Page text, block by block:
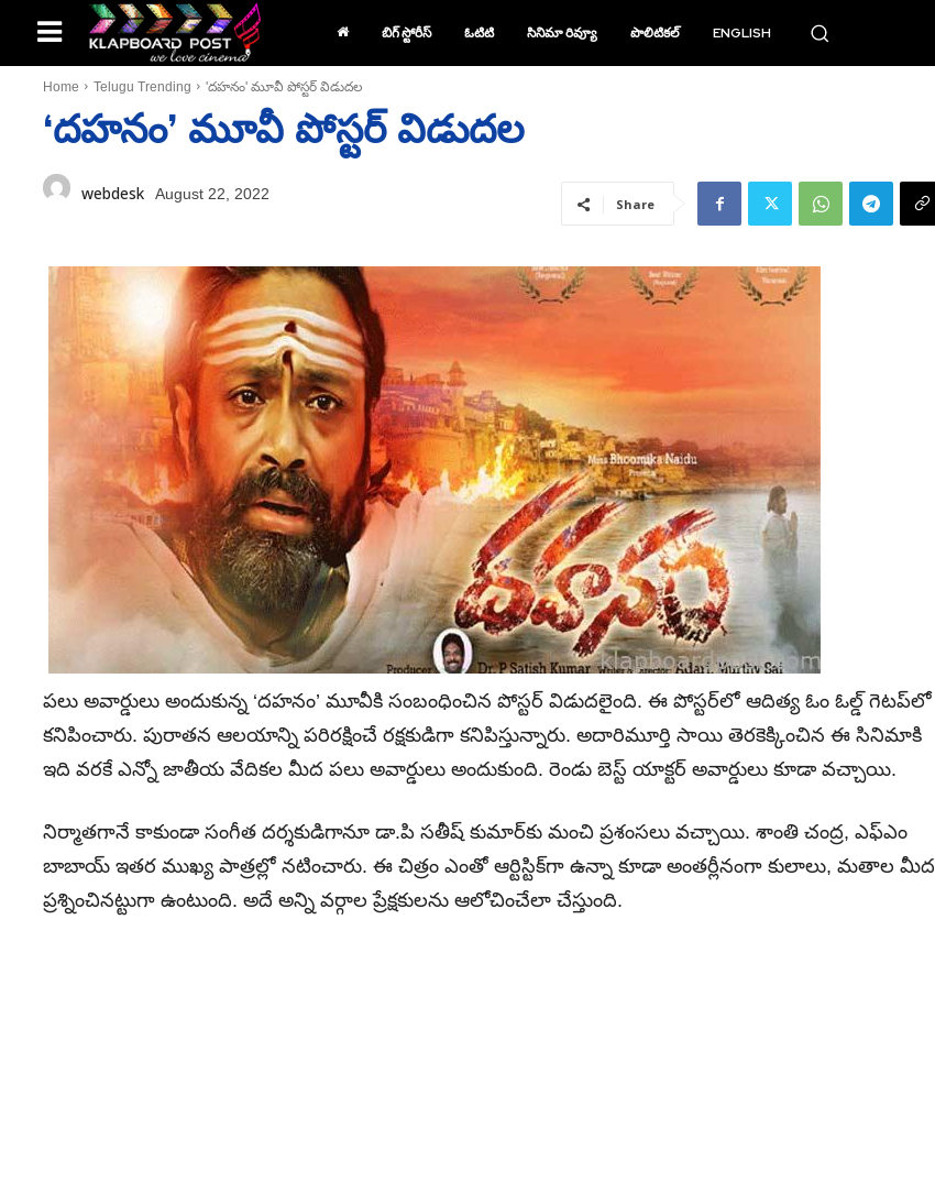
బిగ్ స్టోరీస్ ఓటిటి సినిమా రివ్యూ పొలిటికల్ ENGLISH
Home Telugu Trending 'దహనం' మూవీ పోస్టర్‌ విడుదల
‘దహనం’ మూవీ పోస్టర్‌ విడుదల
webdesk August 22, 2022
Share
పలు అవార్డులు అందుకున్న ‘దహనం’ మూవీకి సంబంధించిన పోస్టర్‌ విడుదలైంది. ఈ పోస్టర్‌లో ఆదిత్య ఓం ఓల్డ్ గెటప్‌లో
కనిపించారు. పురాతన ఆలయాన్ని పరిరక్షించే రక్షకుడిగా కనిపిస్తున్నారు. అదారిమూర్తి సాయి తెరకెక్కించిన ఈ సినిమాకి
ఇది వరకే ఎన్నో జాతీయ వేదికల మీద పలు అవార్డులు అందుకుంది. రెండు బెస్ట్ యాక్టర్ అవార్డులు కూడా వచ్చాయి.
నిర్మాతగానే కాకుండా సంగీత దర్శకుడిగానూ డా.పి సతీష్ కుమార్‌కు మంచి ప్రశంసలు వచ్చాయి. శాంతి చంద్ర, ఎఫ్‌ఎం
బాబాయ్ ఇతర ముఖ్య పాత్రల్లో నటించారు. ఈ చిత్రం ఎంతో ఆర్టిస్టిక్‌గా ఉన్నా కూడా అంతర్లీనంగా కులాలు, మతాల మీద
ప్రశ్నించినట్టుగా ఉంటుంది. అదే అన్ని వర్గాల ప్రేక్షకులను ఆలోచించేలా చేస్తుంది.